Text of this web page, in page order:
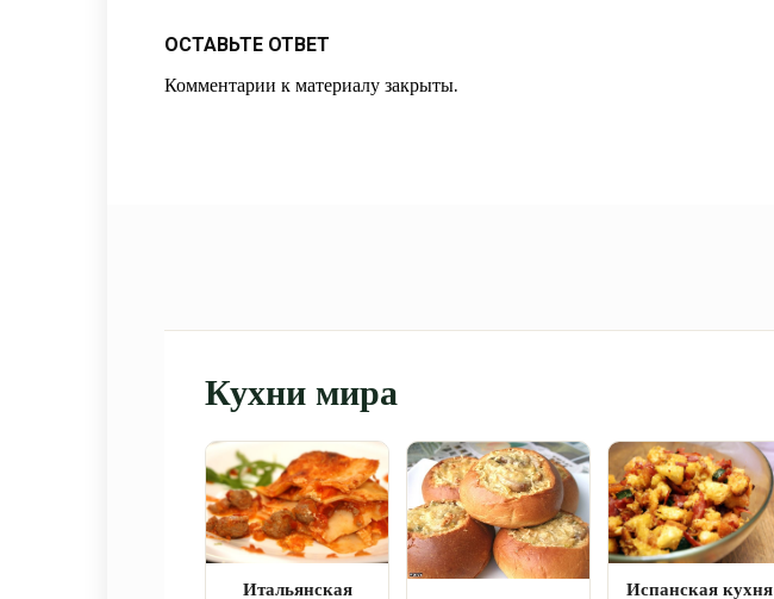
ОСТАВЬТЕ ОТВЕТ
Комментарии к материалу закрыты.
Кухни мира
Итальянская Испанская кухня